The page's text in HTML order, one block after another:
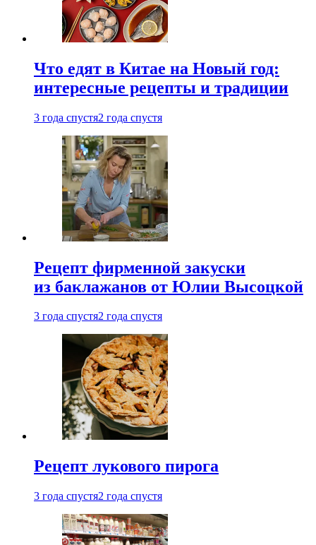
Что едят в Китае на Новый год:
интересные рецепты и традиции
3 года спустя2 года спустя
Рецепт фирменной закуски
из баклажанов от Юлии Высоцкой
3 года спустя2 года спустя
Рецепт лукового пирога
3 года спустя2 года спустя